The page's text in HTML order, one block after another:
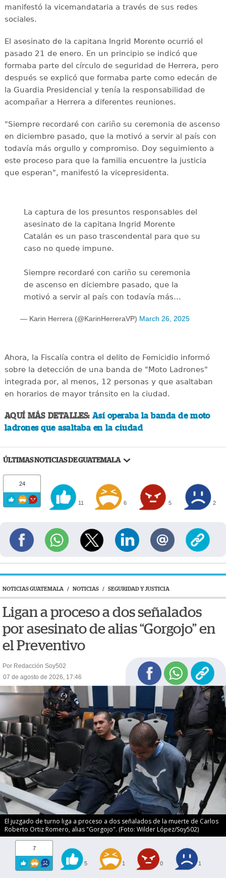
manifestó la vicemandataria a través de sus redes
sociales.
El asesinato de la capitana Ingrid Morente ocurrió el
pasado 21 de enero. En un principio se indicó que
formaba parte del círculo de seguridad de Herrera, pero
después se explicó que formaba parte como edecán de
la Guardia Presidencial y tenía la responsabilidad de
acompañar a Herrera a diferentes reuniones.
"Siempre recordaré con cariño su ceremonia de ascenso
en diciembre pasado, que la motivó a servir al país con
todavía más orgullo y compromiso. Doy seguimiento a
este proceso para que la familia encuentre la justicia
que esperan", manifestó la vicepresidenta.
La captura de los presuntos responsables del
asesinato de la capitana Ingrid Morente
Catalán es un paso trascendental para que su
caso no quede impune.
Siempre recordaré con cariño su ceremonia
de ascenso en diciembre pasado, que la
motivó a servir al país con todavía más…
— Karin Herrera (@KarinHerreraVP) March 26, 2025
Ahora, la Fiscalía contra el delito de Femicidio informó
sobre la detección de una banda de "Moto Ladrones"
integrada por, al menos, 12 personas y que asaltaban
en horarios de mayor tránsito en la ciudad.
AQUÍ MÁS DETALLES: Así operaba la banda de moto
ladrones que asaltaba en la ciudad
ÚLTIMAS NOTICIAS DE GUATEMALA
24
11 6 5 2
NOTICIAS GUATEMALA / NOTICIAS / SEGURIDAD Y JUSTICIA
Ligan a proceso a dos señalados
por asesinato de alias “Gorgojo” en
el Preventivo
Por Redacción Soy502
07 de agosto de 2026, 17:46
El juzgado de turno liga a proceso a dos señalados de la muerte de Carlos
Roberto Ortiz Romero, alias "Gorgojo". (Foto: Wilder López/Soy502)
7
5 1 0 1